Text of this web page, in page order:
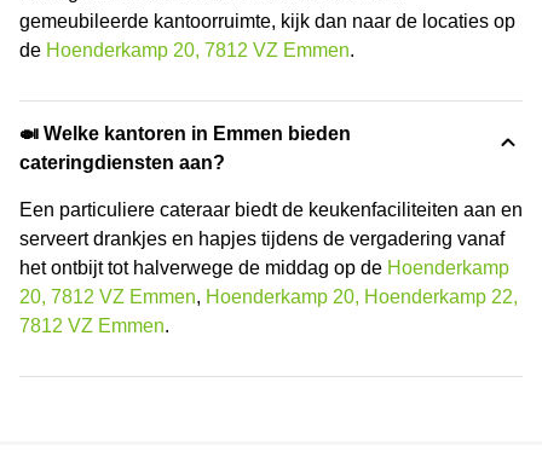
gemeubileerde kantoorruimte, kijk dan naar de locaties op
de Hoenderkamp 20, 7812 VZ Emmen.
🍛 Welke kantoren in Emmen bieden
cateringdiensten aan?
Een particuliere cateraar biedt de keukenfaciliteiten aan en
serveert drankjes en hapjes tijdens de vergadering vanaf
het ontbijt tot halverwege de middag op de Hoenderkamp
20, 7812 VZ Emmen, Hoenderkamp 20, Hoenderkamp 22,
7812 VZ Emmen.